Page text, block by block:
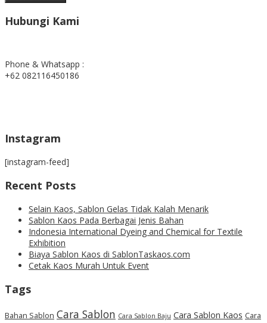
Hubungi Kami
Phone & Whatsapp :
+62 082116450186
Instagram
[instagram-feed]
Recent Posts
Selain Kaos, Sablon Gelas Tidak Kalah Menarik
Sablon Kaos Pada Berbagai Jenis Bahan
Indonesia International Dyeing and Chemical for Textile
Exhibition
Biaya Sablon Kaos di SablonTaskaos.com
Cetak Kaos Murah Untuk Event
Tags
Bahan Sablon Cara Sablon Cara Sablon Baju Cara Sablon Kaos Cara